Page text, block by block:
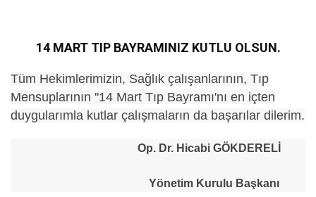
14 MART TIP BAYRAMINIZ KUTLU OLSUN.
Tüm Hekimlerimizin, Sağlık çalışanlarının, Tıp
Mensuplarının ''14 Mart Tıp Bayramı'nı en içten
duygularımla kutlar çalışmaların da başarılar dilerim.
Op. Dr. Hicabi GÖKDERELİ
Yönetim Kurulu Başkanı